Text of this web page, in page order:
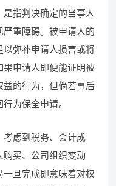
指判决确定的当事人
重障碍。被申请人的
以弥补申请人损害或将
果申请人即便能证明被
益的行为，但倘若事后
为保全申请。
考虑到税务、会计成
购买、公司组织变动
旦完成即意味着对权